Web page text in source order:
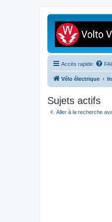
Accès rapide
Vélo électrique
Sujets actifs
Aller à la recherche